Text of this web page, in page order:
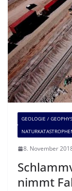
GEOLOGIE /
8. November
nimmt